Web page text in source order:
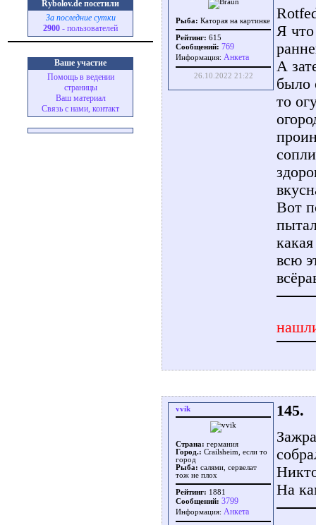
Rybolov.de посетили
За последние сутки
2900 - пользователей
Ваше участие
Помощь в ведении
страницы
Ваш материал
Связь с нами, контакт
Рыба: Каторая на картинке
Рейтинг: 615
Сообщений: 769
Информация: Aнкета
26.10.2022 21:22
Я
А
было
то
Вот
всю
vvik
Страна: германия
Город.: Crailsheim, если то
город
Рыба: салями, сервелат
тож не плох
Рейтинг: 1881
Сообщений: 3799
Информация: Aнкета
145.
На